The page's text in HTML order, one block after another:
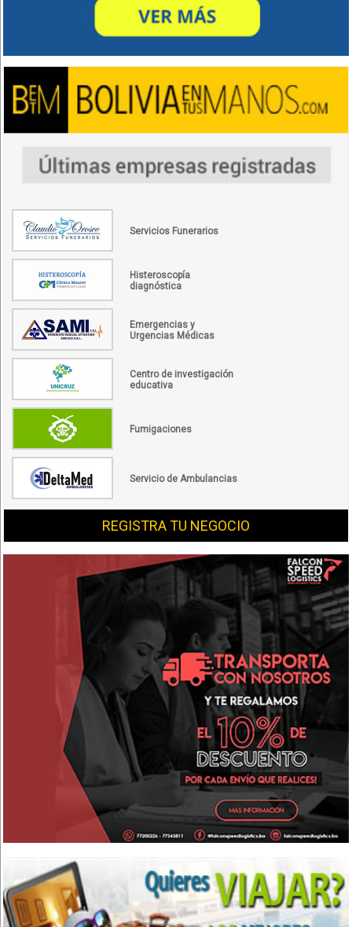
Servicios Funerarios
Histeroscopía
diagnóstica
Emergencias y
Urgencias Médicas
Centro de investigación
educativa
Fumigaciones
Servicio de Ambulancias
REGISTRA TU NEGOCIO